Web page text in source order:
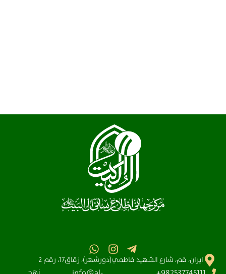
ايران، قم، شارع الشهيد فاطمي(دورشهر)، زقاق17، رقم 2